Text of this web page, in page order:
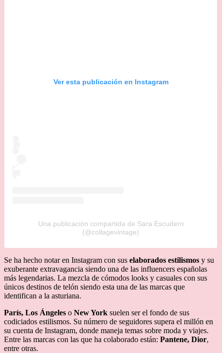
Ver esta publicación en Instagram
Una publicación compartida de Sara Escudero
(@collagevintage)
Se ha hecho notar en Instagram con sus elaborados estilismos y su
exuberante extravagancia siendo una de las influencers españolas
más legendarias. La mezcla de cómodos looks y casuales con sus
únicos destinos de telón siendo esta una de las marcas que
identifican a la asturiana.
París, Los Ángeles o New York suelen ser el fondo de sus
codiciados estilismos. Su número de seguidores supera el millón en
su cuenta de Instagram, donde maneja temas sobre moda y viajes.
Entre las marcas con las que ha colaborado están: Pantene, Dior,
entre otras.